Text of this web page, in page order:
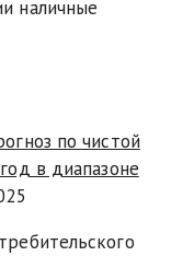
наличные
по чистой
в диапазоне